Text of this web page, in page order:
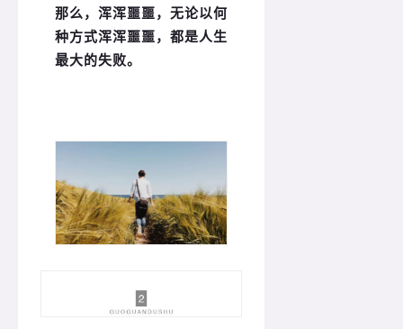
那么，浑浑噩噩，无论以何
种方式浑浑噩噩，都是人生
最大的失败。